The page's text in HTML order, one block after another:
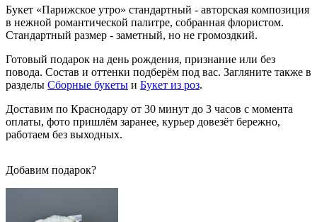
Букет «Парижское утро» стандартный - авторская композиция
в нежной романтической палитре, собранная флористом.
Стандартный размер - заметный, но не громоздкий.
Готовый подарок на день рождения, признание или без
повода. Состав и оттенки подберём под вас. Загляните также в
разделы Сборные букеты и Букет из роз.
Доставим по Краснодару от 30 минут до 3 часов с момента
оплаты, фото пришлём заранее, курьер довезёт бережно,
работаем без выходных.
Добавим подарок?